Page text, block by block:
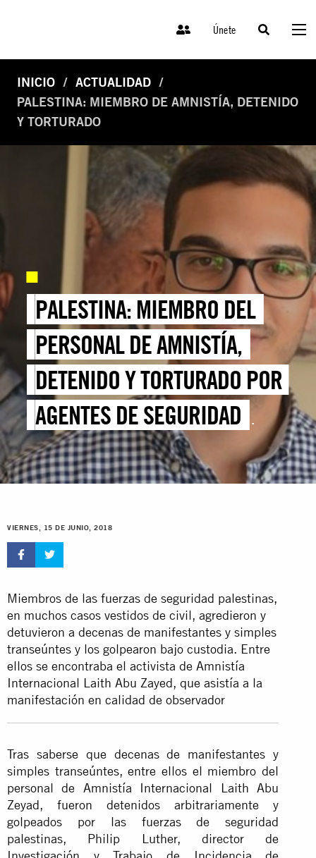
Únete
INICIO
ACTUALIDAD
PALESTINA: MIEMBRO DE AMNISTÍA, DETENIDO
Y TORTURADO
PALESTINA: MIEMBRO DEL
PERSONAL DE AMNISTÍA,
DETENIDO Y TORTURADO POR
AGENTES DE SEGURIDAD
PALESTINOS
VIERNES, 15 DE JUNIO, 2018
Miembros de las fuerzas de seguridad palestinas,
en muchos casos vestidos de civil, agredieron y
detuvieron a decenas de manifestantes y simples
transeúntes y los golpearon bajo custodia. Entre
ellos se encontraba el activista de Amnistía
Internacional Laith Abu Zayed, que asistía a la
manifestación en calidad de observador
Tras saberse que decenas de manifestantes y
simples transeúntes, entre ellos el miembro del
personal de Amnistía Internacional Laith Abu
Zeyad, fueron detenidos arbitrariamente y
golpeados por las fuerzas de seguridad
palestinas, Philip Luther, director de